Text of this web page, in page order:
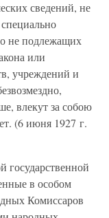
сведений, не
не подлежащих
или
учреждений и
влекут за собою
(6 июня 1927 г.
государственной
в особом
Комиссаров